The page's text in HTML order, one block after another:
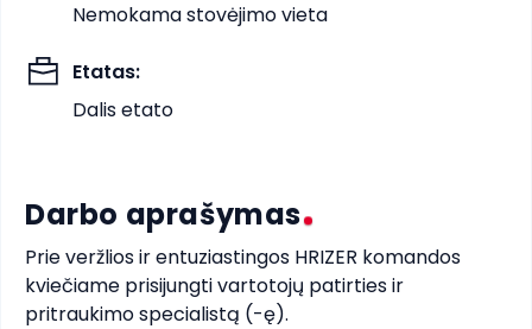
Nemokama stovėjimo vieta
Etatas:
Dalis etato
Darbo aprašymas
Prie veržlios ir entuziastingos HRIZER komandos
kviečiame prisijungti vartotojų patirties ir
pritraukimo specialistą (-ę).